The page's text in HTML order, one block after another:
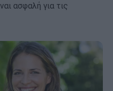
ασφαλή για τις